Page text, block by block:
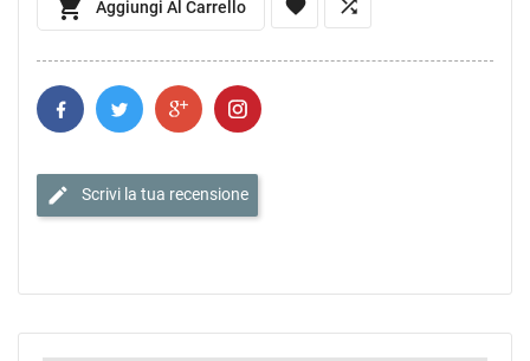
 Aggiungi Al Carrello  
edit Scrivi la tua recensione